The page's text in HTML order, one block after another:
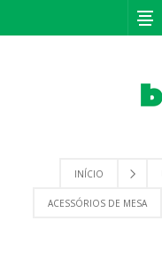
INÍCIO
ACESSÓRIOS DE MESA